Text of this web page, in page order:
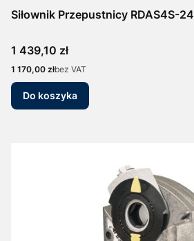
Siłownik Przepustnicy RDAS4S-24
Cena
1 439,10 zł
Cena
1 170,00 złbez VAT
Do koszyka